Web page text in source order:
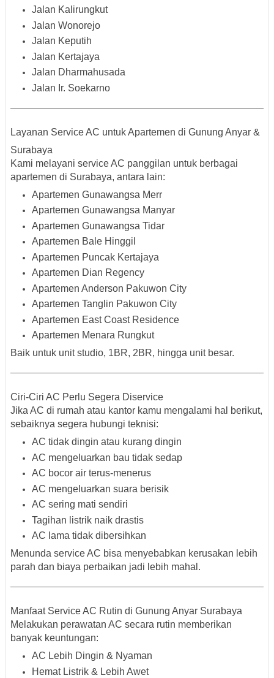
Jalan Kalirungkut
Jalan Wonorejo
Jalan Keputih
Jalan Kertajaya
Jalan Dharmahusada
Jalan Ir. Soekarno
Layanan Service AC untuk Apartemen di Gunung Anyar &
Surabaya
Kami melayani service AC panggilan untuk berbagai
apartemen di Surabaya, antara lain:
Apartemen Gunawangsa Merr
Apartemen Gunawangsa Manyar
Apartemen Gunawangsa Tidar
Apartemen Bale Hinggil
Apartemen Puncak Kertajaya
Apartemen Dian Regency
Apartemen Anderson Pakuwon City
Apartemen Tanglin Pakuwon City
Apartemen East Coast Residence
Apartemen Menara Rungkut
Baik untuk unit studio, 1BR, 2BR, hingga unit besar.
Ciri-Ciri AC Perlu Segera Diservice
Jika AC di rumah atau kantor kamu mengalami hal berikut,
sebaiknya segera hubungi teknisi:
AC tidak dingin atau kurang dingin
AC mengeluarkan bau tidak sedap
AC bocor air terus-menerus
AC mengeluarkan suara berisik
AC sering mati sendiri
Tagihan listrik naik drastis
AC lama tidak dibersihkan
Menunda service AC bisa menyebabkan kerusakan lebih
parah dan biaya perbaikan jadi lebih mahal.
Manfaat Service AC Rutin di Gunung Anyar Surabaya
Melakukan perawatan AC secara rutin memberikan
banyak keuntungan:
AC Lebih Dingin & Nyaman
Hemat Listrik & Lebih Awet